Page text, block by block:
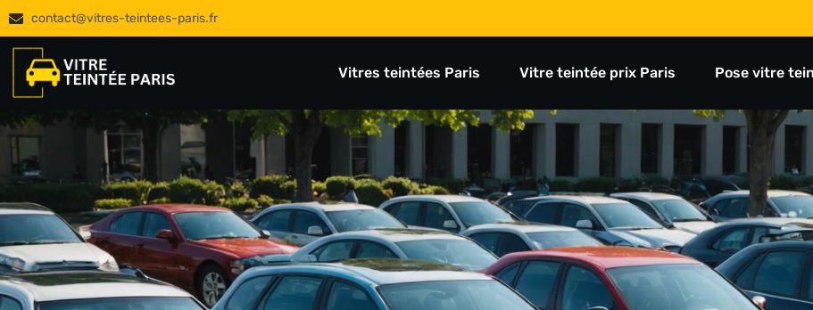
contact@vitres-teintees-paris.fr
Vitres teintées Paris Vitre teintée prix Paris Pose vitre